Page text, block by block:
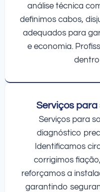
análise técnica
definimos cabos,
adequados para
e economia.
Serviços
Serviços para
diagnóstico
Identificamos
corrigimos
reforçamos a
garantindo